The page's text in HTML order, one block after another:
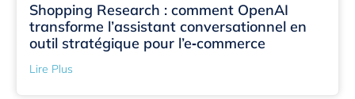
Shopping Research : comment OpenAI
transforme l’assistant conversationnel en
outil stratégique pour l’e‑commerce
Lire Plus